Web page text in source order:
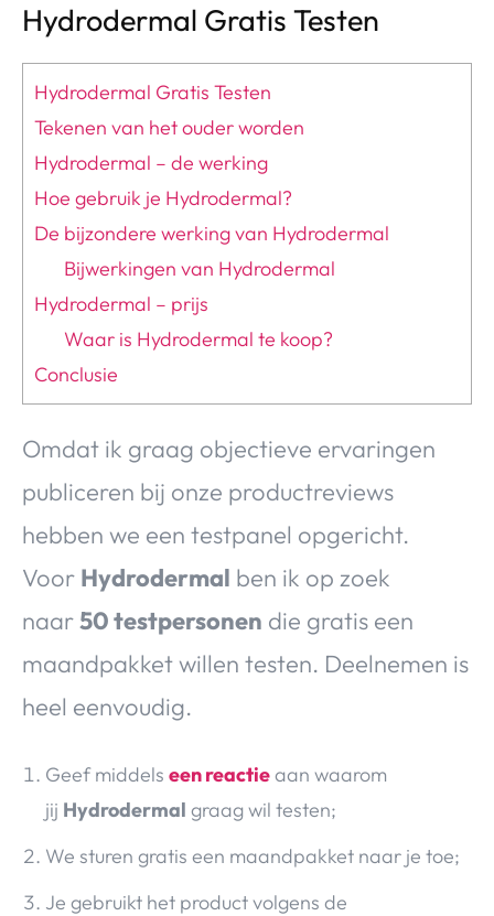
Hydrodermal Gratis Testen
Hydrodermal Gratis Testen
Tekenen van het ouder worden
Hydrodermal – de werking
Hoe gebruik je Hydrodermal?
De bijzondere werking van Hydrodermal
Bijwerkingen van Hydrodermal
Hydrodermal – prijs
Waar is Hydrodermal te koop?
Conclusie
Omdat ik graag objectieve ervaringen
publiceren bij onze productreviews
hebben we een testpanel opgericht.
Voor Hydrodermal ben ik op zoek
naar50 testpersonen die gratis een
maandpakket willen testen. Deelnemen is
heel eenvoudig.
Geef middels een reactieaan waarom
jij Hydrodermal graag wil testen;
We sturen gratis een maandpakket naar je toe;
Je gebruikt het product volgens de